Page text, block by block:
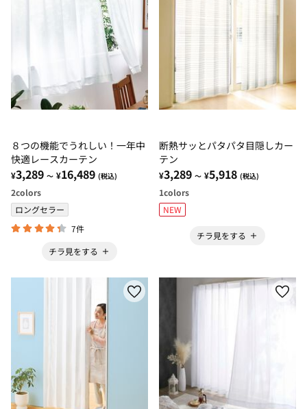
８つの機能でうれしい！一年中
快適レースカーテン
¥3,289 ～ ¥16,489 (税込)
2colors
ロングセラー
7件
チラ見をする
断熱サッとパタパタ目隠しカー
テン
¥3,289 ～ ¥5,918 (税込)
1colors
NEW
チラ見をする